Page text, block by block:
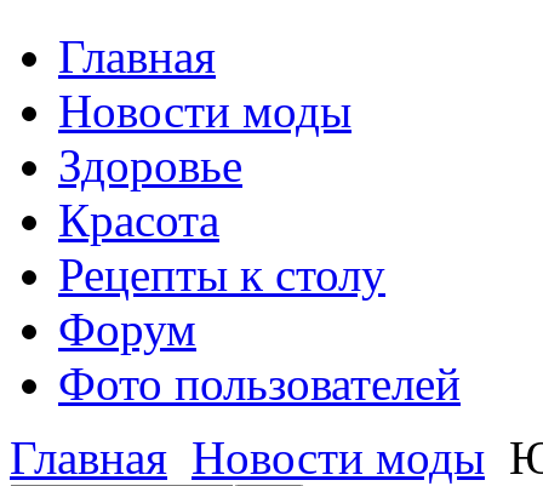
Главная
Новости моды
Здоровье
Красота
Рецепты к столу
Форум
Фото пользователей
Главная Новости моды